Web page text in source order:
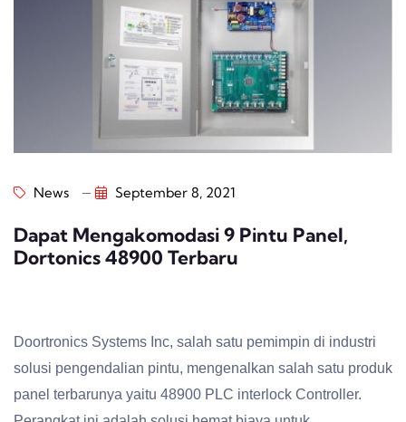
News September 8, 2021
Dapat Mengakomodasi 9 Pintu Panel,
Dortonics 48900 Terbaru
Doortronics Systems Inc, salah satu pemimpin di industri
solusi pengendalian pintu, mengenalkan salah satu produk
panel terbarunya yaitu 48900 PLC interlock Controller.